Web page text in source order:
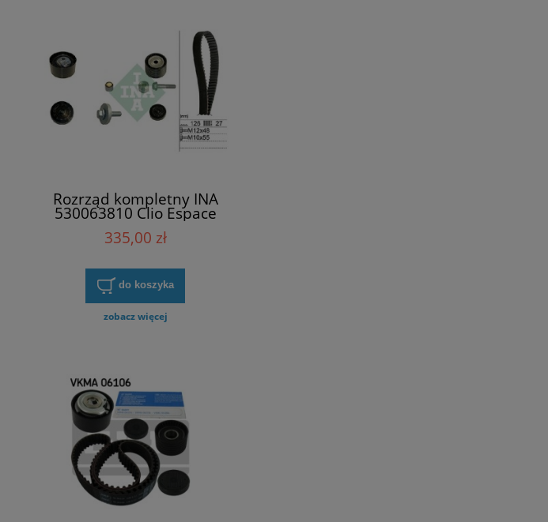
Rozrząd kompletny INA
530063810 Clio Espace
Laguna Megane Megane
Scenic Vel Satis
335,00 zł
do koszyka
zobacz więcej